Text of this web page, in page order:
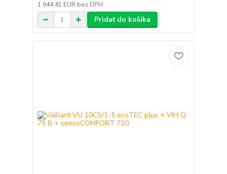
1 944,41 EUR bez DPH
Pridať do košíka